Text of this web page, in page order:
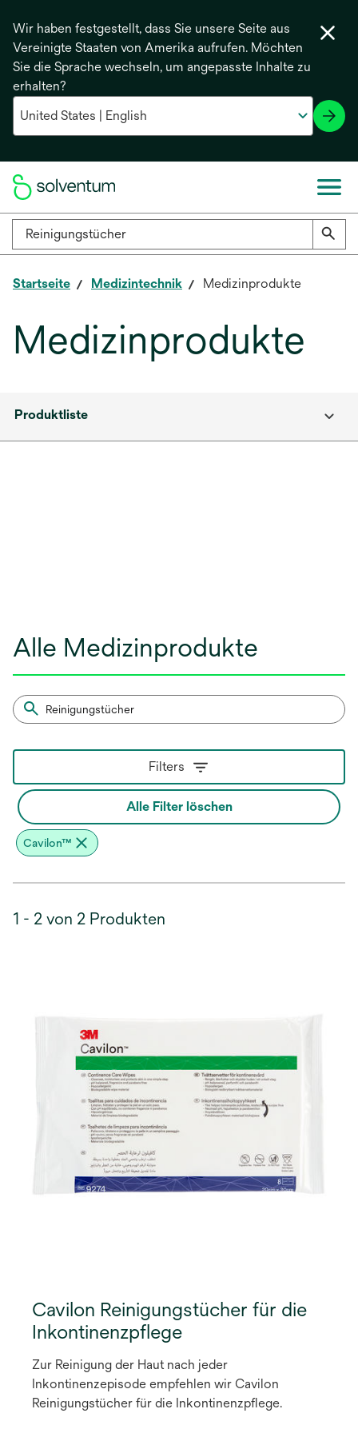
Wir haben festgestellt, dass Sie unsere Seite aus
Vereinigte Staaten von Amerika aufrufen. Möchten
Sie die Sprache wechseln, um angepasste Inhalte zu
erhalten?
Startseite Medizintechnik Medizinprodukte
Medizinprodukte
Produktliste
Alle Medizinprodukte
Filters
Alle Filter löschen
Cavilon™
1 - 2 von 2 Produkten
Cavilon Reinigungstücher für die
Inkontinenzpflege
Zur Reinigung der Haut nach jeder
Inkontinenzepisode empfehlen wir Cavilon
Reinigungstücher für die Inkontinenzpflege.